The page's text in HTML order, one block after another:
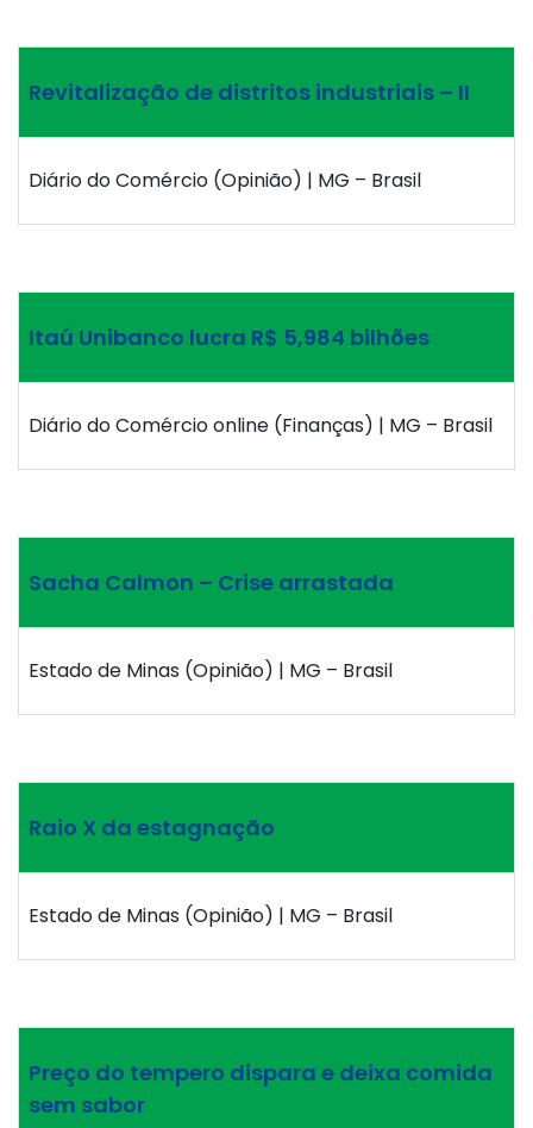
Revitalização de distritos industriais – II
Diário do Comércio (Opinião) | MG – Brasil
Itaú Unibanco lucra R$ 5,984 bilhões
Diário do Comércio online (Finanças) | MG – Brasil
Sacha Calmon – Crise arrastada
Estado de Minas (Opinião) | MG – Brasil
Raio X da estagnação
Estado de Minas (Opinião) | MG – Brasil
Preço do tempero dispara e deixa comida
sem sabor